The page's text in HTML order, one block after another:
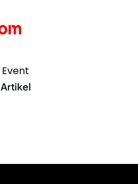
Event
Artikel